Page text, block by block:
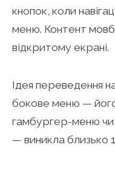
кнопок, коли
меню. Контент
відкритому екрані.
Ідея переведення
бокове меню —
гамбургер-меню чи
— виникла близько